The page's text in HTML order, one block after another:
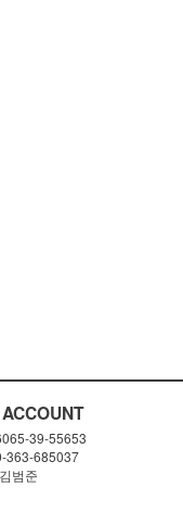
39-55653
363-685037
범준